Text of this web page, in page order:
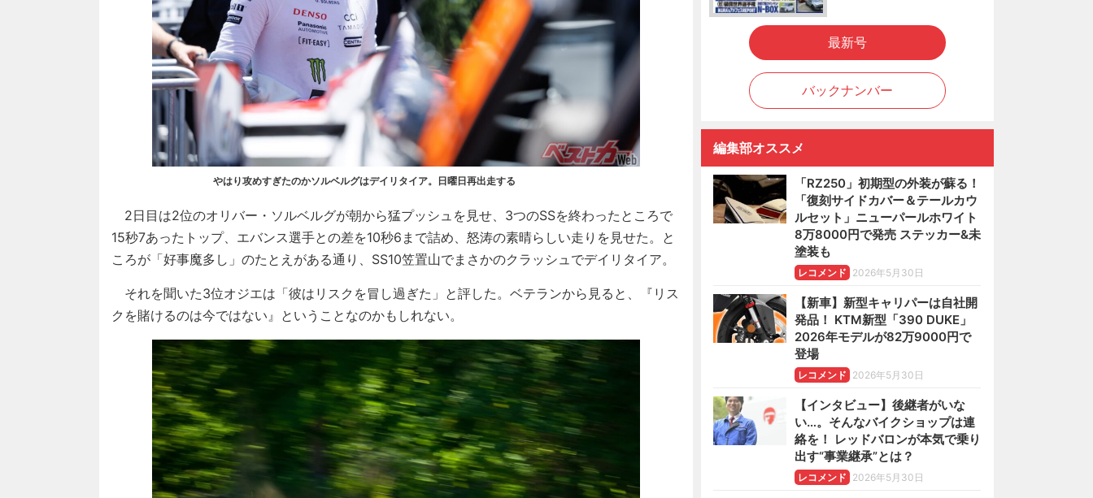
やはり攻めすぎたのかソルベルグはデイリタイア。日曜日再出走する
2日目は2位のオリバー・ソルベルグが朝から猛プッシュを見せ、3つのSSを終わったところで
15秒7あったトップ、エバンス選手との差を10秒6まで詰め、怒涛の素晴らしい走りを見せた。と
ころが「好事魔多し」のたとえがある通り、SS10笠置山でまさかのクラッシュでデイリタイア。
それを聞いた3位オジエは「彼はリスクを冒し過ぎた」と評した。ベテランから見ると、『リス
クを賭けるのは今ではない』ということなのかもしれない。
最新号
バックナンバー
編集部オススメ
「RZ250」初期型の外装が蘇る！
「復刻サイドカバー＆テールカウ
ルセット」ニューパールホワイト
8万8000円で発売 ステッカー&未
塗装も
レコメンド 2026年5月30日
【新車】新型キャリパーは自社開
発品！ KTM新型「390 DUKE」
2026年モデルが82万9000円で
登場
レコメンド 2026年5月30日
【インタビュー】後継者がいな
い…。そんなバイクショップは連
絡を！ レッドバロンが本気で乗り
出す“事業継承”とは？
レコメンド 2026年5月30日